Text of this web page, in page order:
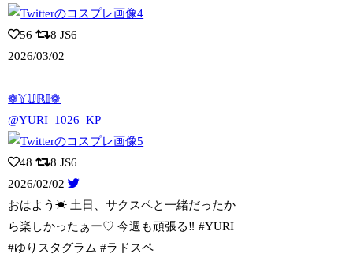
56 8 JS6
2026/03/02
❁𝕐𝕌ℝ𝕀❁
@YURI_1026_KP
48 8 JS6
2026/02/02
おはよう☀ 土日、サクスペと一緒だったか
ら楽しかったぁー♡ 今週も頑張る‼︎ #YURI
#ゆりスタグラム #ラドスペ